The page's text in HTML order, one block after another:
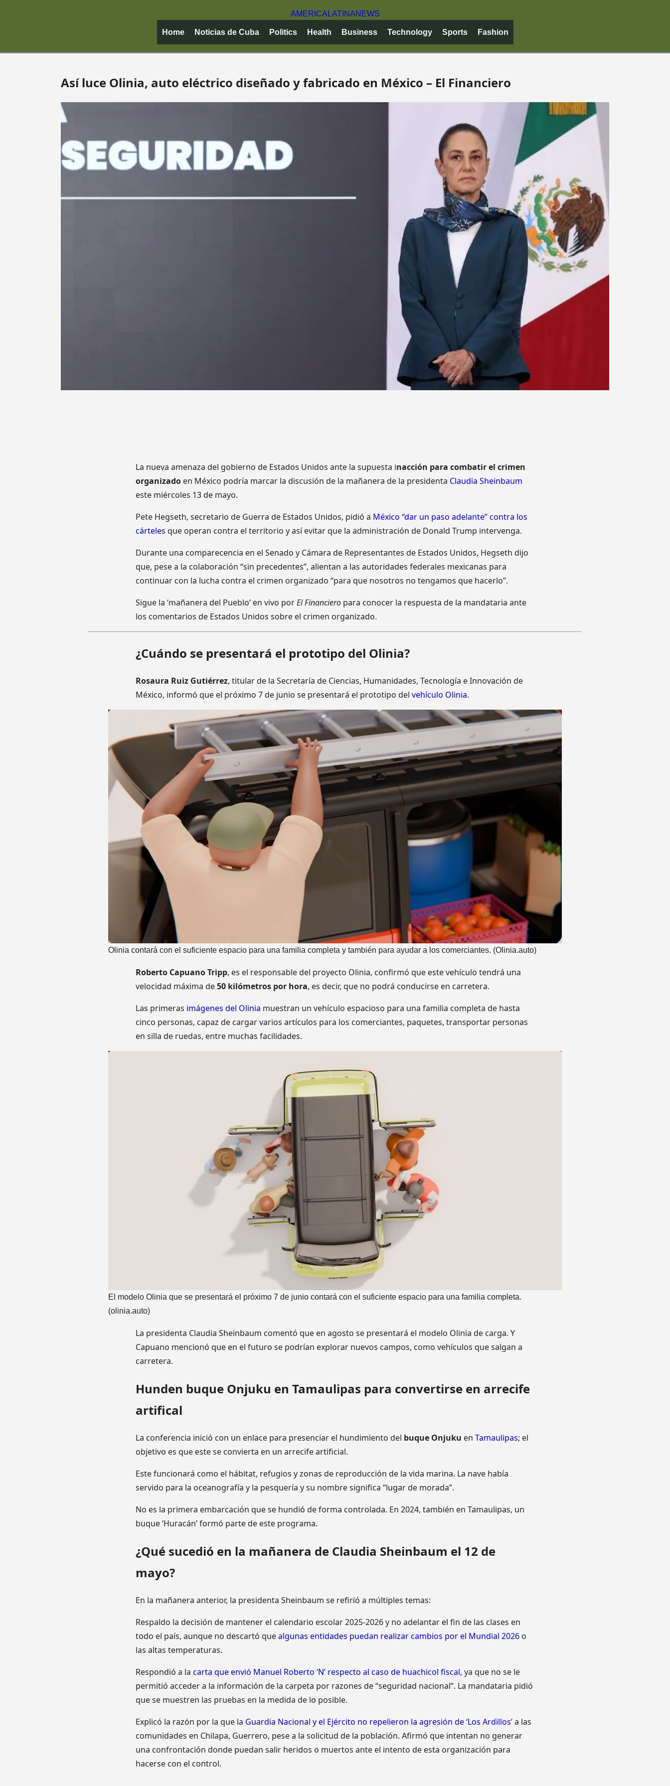
AMERICA LATINANEWS
Home Noticias de Cuba Politics Health Business Technology Sports Fashion
Así luce Olinia, auto eléctrico diseñado y fabricado en México – El Financiero
La nueva amenaza del gobierno de Estados Unidos ante la supuesta inacción para combatir el crimen
organizado en México podría marcar la discusión de la mañanera de la presidenta Claudia Sheinbaum
este miércoles 13 de mayo.
Pete Hegseth, secretario de Guerra de Estados Unidos, pidió a México “dar un paso adelante” contra los
cárteles que operan contra el territorio y así evitar que la administración de Donald Trump intervenga.
Durante una comparecencia en el Senado y Cámara de Representantes de Estados Unidos, Hegseth dijo
que, pese a la colaboración “sin precedentes”, alientan a las autoridades federales mexicanas para
continuar con la lucha contra el crimen organizado “para que nosotros no tengamos que hacerlo”.
Sigue la ‘mañanera del Pueblo’ en vivo porEl Financiero para conocer la respuesta de la mandataria ante
los comentarios de Estados Unidos sobre el crimen organizado.
¿Cuándo se presentará el prototipo del Olinia?
Rosaura Ruiz Gutiérrez, titular de la Secretaría de Ciencias, Humanidades, Tecnología e Innovación de
México, informó que el próximo 7 de junio se presentará el prototipo del vehículo Olinia.
Olinia contará con el suficiente espacio para una familia completa y también para ayudar a los comerciantes. (Olinia.auto)
Roberto Capuano Tripp, es el responsable del proyecto Olinia, confirmó que este vehículo tendrá una
velocidad máxima de50 kilómetros por hora, es decir, que no podrá conducirse en carretera.
Las primeras imágenes del Olinia muestran un vehículo espacioso para una familia completa de hasta
cinco personas, capaz de cargar varios artículos para los comerciantes, paquetes, transportar personas
en silla de ruedas, entre muchas facilidades.
El modelo Olinia que se presentará el próximo 7 de junio contará con el suficiente espacio para una familia completa.
(olinia.auto)
La presidenta Claudia Sheinbaum comentó que en agosto se presentará el modelo Olinia de carga. Y
Capuano mencionó que en el futuro se podrían explorar nuevos campos, como vehículos que salgan a
carretera.
Hunden buque Onjuku en Tamaulipas para convertirse en arrecife
artifical
La conferencia inició con un enlace para presenciar el hundimiento del buque Onjuku en Tamaulipas; el
objetivo es que este se convierta en un arrecife artificial.
Este funcionará como el hábitat, refugios y zonas de reproducción de la vida marina. La nave había
servido para la oceanografía y la pesquería y su nombre significa “lugar de morada”.
No es la primera embarcación que se hundió de forma controlada. En 2024, también en Tamaulipas, un
buque ‘Huracán’ formó parte de este programa.
¿Qué sucedió en la mañanera de Claudia Sheinbaum el 12 de
mayo?
En la mañanera anterior, la presidenta Sheinbaum se refirió a múltiples temas:
Respaldo la decisión de mantener el calendario escolar 2025-2026 y no adelantar el fin de las clases en
todo el país, aunque no descartó quealgunas entidades puedan realizar cambios por el Mundial 2026 o
las altas temperaturas.
Respondió a la carta que envió Manuel Roberto ‘N’ respecto al caso de huachicol fiscal, ya que no se le
permitió acceder a la información de la carpeta por razones de “seguridad nacional”. La mandataria pidió
que se muestren las pruebas en la medida de lo posible.
Explicó la razón por la que la Guardia Nacional y el Ejército no repelieron la agresión de ‘Los Ardillos’a las
comunidades en Chilapa, Guerrero, pese a la solicitud de la población. Afirmó que intentan no generar
una confrontación donde puedan salir heridos o muertos ante el intento de esta organización para
hacerse con el control.